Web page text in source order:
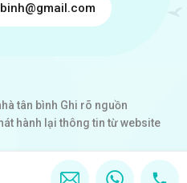
tân bình Ghi rõ nguồn
hành lại thông tin từ website
VICTORY REAL